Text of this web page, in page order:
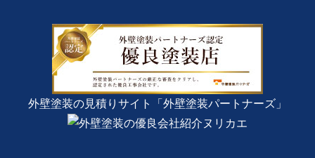
外壁塗装の見積りサイト「外壁塗装パートナーズ」